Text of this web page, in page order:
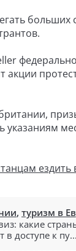
больших
акции
, туризм в
какие
в доступе к пу...